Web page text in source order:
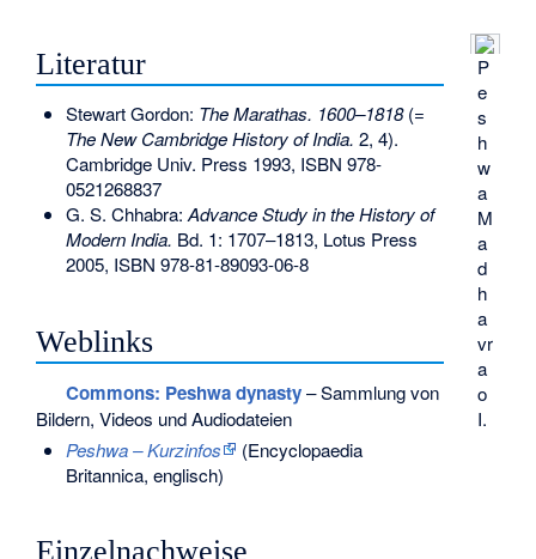
P
e
s
h
w
a
M
a
d
h
a
vr
a
o
I.
Literatur
Stewart Gordon: The Marathas. 1600–1818(=
The New Cambridge History of India. 2, 4).
Cambridge Univ. Press 1993, ISBN 978-
0521268837
G. S. Chhabra:Advance Study in the History of
Modern India. Bd. 1: 1707–1813, Lotus Press
2005, ISBN 978-81-89093-06-8
Weblinks
Commons: Peshwa dynasty– Sammlung von
Bildern, Videos und Audiodateien
Peshwa – Kurzinfos
(Encyclopaedia
Britannica, englisch)
Einzelnachweise